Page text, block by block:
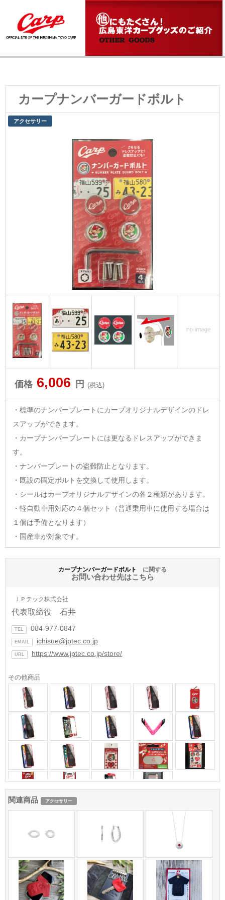
カープナンバーガードボルト
アクセサリー
価格 6,006 円 (税込)
・標準のナンバープレートにカープオリジナルデザインのドレ
スアップができます。
・カープナンバープレートには更なるドレスアップができま
す。
・ナンバープレートの盗難防止となります。
・既設の固定ボルトを交換して使用します。
・シールはカープオリジナルデザインの各２種類があります。
・軽自動車用対応の４個セット（普通乗用車に使用する場合は
１個は予備となります）
・国産車が対象です。
カープナンバーガードボルト に関する
お問い合わせ先はこちら
ＪＰテック株式会社
代表取締役 石井
TEL 084-977-0847
EMAIL ichisue@jptec.co.jp
URL https://www.jptec.co.jp/store/
その他商品
関連商品 アクセサリー